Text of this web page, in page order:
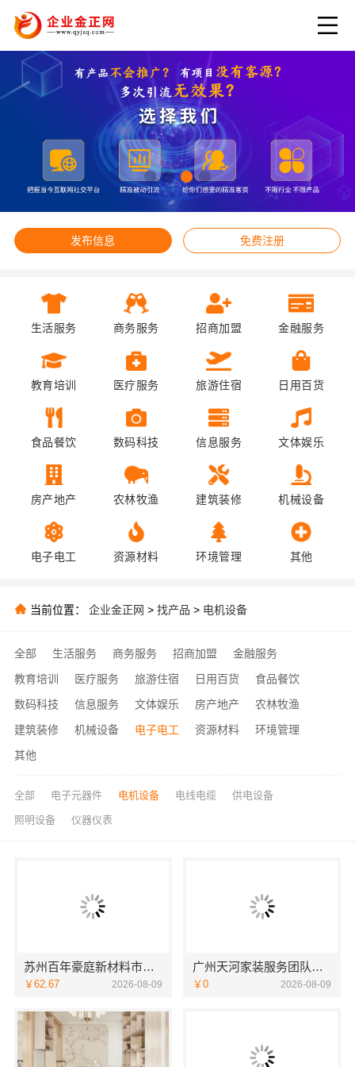
发布信息 免费注册
生活服务 商务服务 招商加盟 金融服务
教育培训 医疗服务 旅游住宿 日用百货
食品餐饮 数码科技 信息服务 文体娱乐
房产地产 农林牧渔 建筑装修 机械设备
电子电工 资源材料 环境管理 其他
当前位置： 企业金正网 > 找产品 > 电机设备
全部 生活服务 商务服务 招商加盟
金融服务
教育培训
医疗服务 旅游住宿 日用百货
食品餐饮
数码科技
信息服务 文体娱乐 房产地产
农林牧渔
建筑装修
机械设备 电子电工 资源材料
环境管理
其他
全部 电子元器件 电机设备 电线电缆 供电设备
照明设备 仪器仪表
苏州百年豪庭新材料市区专业家装服务，老房翻新拎包入住
￥62.67 2026-08-09
广州天河家装服务团队精装房改造，精匠饰家专业施工
￥0 2026-08-09